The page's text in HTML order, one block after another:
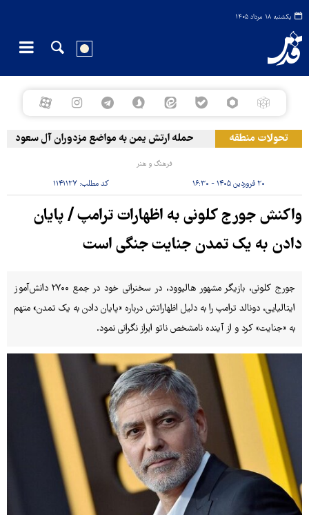
یکشنبه ۱۸ مرداد ۱۴۰۵
تحولات منطقه حمله ارتش یمن به مواضع مزدوران آل سعود
فرهنگ و هنر
۲۰ فروردین ۱۴۰۵ - ۱۶:۳۰ کد مطلب:۱۱۴۱۱۲۷
واکنش جورج کلونی به اظهارات ترامپ / پایان
دادن به یک تمدن جنایت جنگی است
جورج کلونی، بازیگر مشهور هالیوود، در سخنرانی خود در جمع ۲۷۰۰ دانش‌آموز
ایتالیایی، دونالد ترامپ را به دلیل اظهاراتش درباره «پایان دادن به یک تمدن» متهم
به «جنایت» کرد و از آینده نامشخص ناتو ابراز نگرانی نمود.